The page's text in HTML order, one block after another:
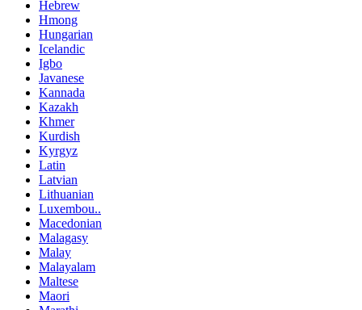
Hebrew
Hmong
Hungarian
Icelandic
Igbo
Javanese
Kannada
Kazakh
Khmer
Kurdish
Kyrgyz
Latin
Latvian
Lithuanian
Luxembou..
Macedonian
Malagasy
Malay
Malayalam
Maltese
Maori